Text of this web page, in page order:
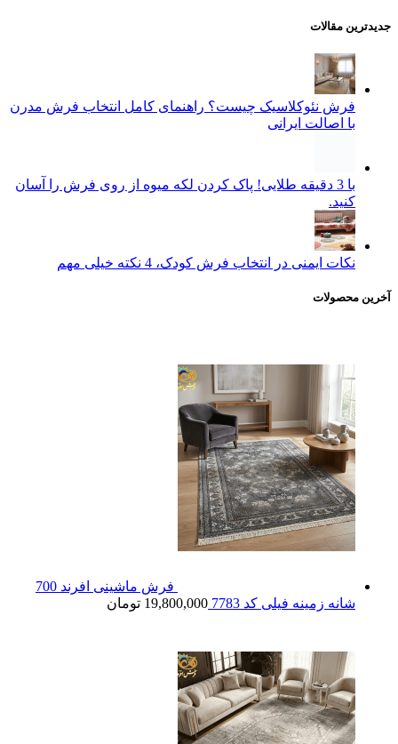
جدیدترین مقالات
فرش نئوکلاسیک چیست؟ راهنمای کامل انتخاب فرش مدرن
با اصالت ایرانی
با 3 دقیقه طلایی! پاک کردن لکه میوه از روی فرش را آسان
کنید.
نکات ایمنی در انتخاب فرش کودک، 4 نکته خیلی مهم
آخرین محصولات
فرش ماشینی افرند 700
شانه زمینه فیلی کد 7783
19,800,000 تومان